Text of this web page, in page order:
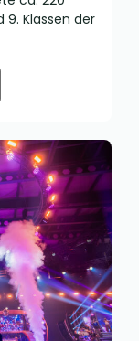
9. Klassen der